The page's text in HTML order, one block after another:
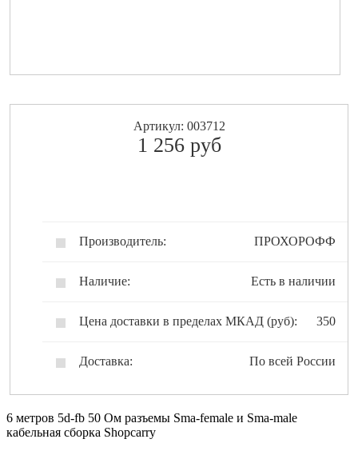
Артикул: 003712
1 256pуб
Производитель: ПРОХОРОФФ
Наличие: Есть в наличии
Цена доставки в пределах МКАД (руб): 350
Доставка: По всей России
6 метров 5d-fb 50 Ом разъемы Sma-female и Sma-male
кабельная сборка Shopcarry